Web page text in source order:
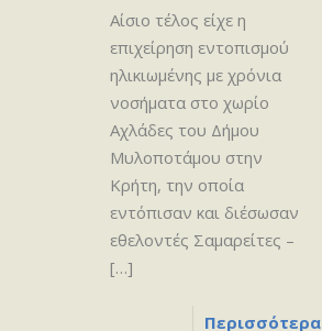
Αίσιο τέλος είχε η
επιχείρηση εντοπισμού
ηλικιωμένης με χρόνια
νοσήματα στο χωρίο
Αχλάδες του Δήμου
Μυλοποτάμου στην
Κρήτη, την οποία
εντόπισαν και διέσωσαν
εθελοντές Σαμαρείτες –
[…]
Περισσότερα